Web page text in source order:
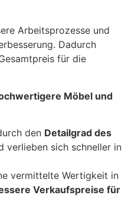
Arbeitsprozesse und
Dadurch
für die
Möbel und
den Detailgrad des
verlieben sich schneller in
vermittelte Wertigkeit in
Verkaufspreise für